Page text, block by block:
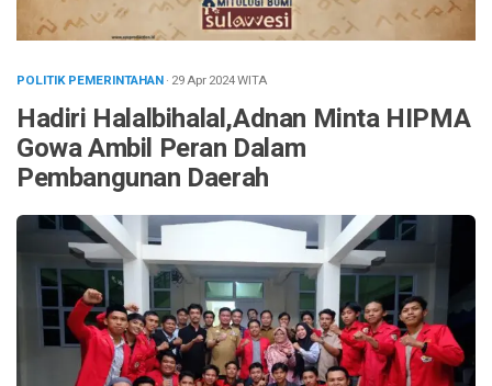
POLITIK PEMERINTAHAN· 29 Apr 2024WITA
Hadiri Halalbihalal,Adnan Minta HIPMA
Gowa Ambil Peran Dalam
Pembangunan Daerah